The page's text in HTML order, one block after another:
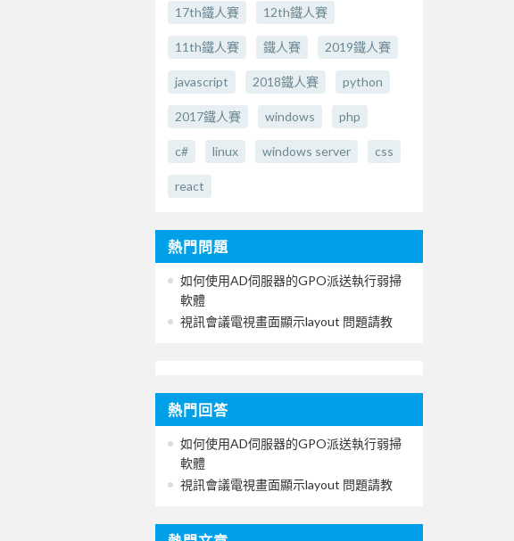
17th鐵人賽 12th鐵人賽
11th鐵人賽 鐵人賽 2019鐵人賽
javascript 2018鐵人賽 python
2017鐵人賽 windows php
c# linux windows server css
react
熱門問題
如何使用AD伺服器的GPO派送執行弱掃
軟體
視訊會議電視畫面顯示layout 問題請教
熱門回答
如何使用AD伺服器的GPO派送執行弱掃
軟體
視訊會議電視畫面顯示layout 問題請教